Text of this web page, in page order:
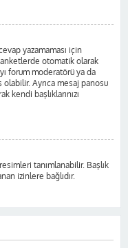
yazamaması için
otomatik olarak
forum moderatörü ya da
Ayrıca mesaj panosu
kendi başlıklarınızı
tanımlanabilir. Başlık
izinlere bağlıdır.